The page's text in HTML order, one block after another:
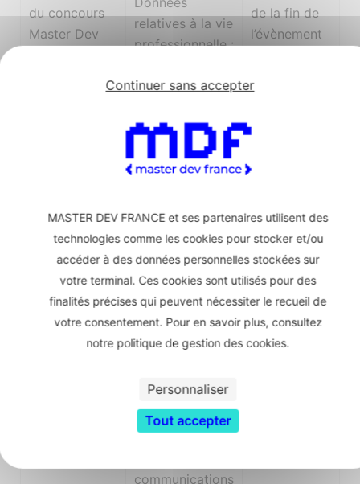
du concours
Master Dev
relatives à la vie
professionnelle :
entreprise
secteur
fonction et
d’appartenance.
de la fin de
l’évènement
contact des
et participants
(Nom, Prénom,
Liste repoussoir
: Personnes
concernées
communications
1 an et 6
mois à partir
Continuer sans accepter
MASTER DEV FRANCE et ses partenaires utilisent des
technologies comme les cookies pour stocker et/ou
accéder à des données personnelles stockées sur
votre terminal. Ces cookies sont utilisés pour des
finalités précises qui peuvent nécessiter le recueil de
votre consentement. Pour en savoir plus, consultez
notre politique de gestion des cookies.
Personnaliser
Tout accepter